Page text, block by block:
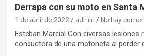
Derrapa con su moto en Santa
1 de abril de 2022 admin No hay
Esteban Marcial Con diversas lesiones
conductora de una motoneta al perder